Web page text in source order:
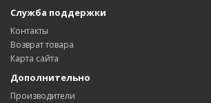
Служба поддержки
Контакты
Возврат товара
Карта сайта
Дополнительно
Производители